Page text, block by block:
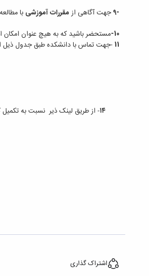
9- جهت آگاهی از مقررات آموزشی با
10- مستحضر باشید که به هیچ عنوان امکان
11
-جهت تماس با دانشکده طبق جدول ذیل
۱۴- از طریق لینک ذیر نسبت به تکمیل
اشتراک گذاری